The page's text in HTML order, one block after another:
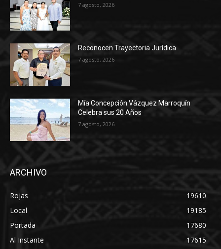
7 agosto, 2026
Reconocen Trayectoria Jurídica
7 agosto, 2026
Mía Concepción Vázquez Marroquín
Celebra sus 20 Años
7 agosto, 2026
ARCHIVO
Rojas
19610
Local
19185
Portada
17680
Al Instante
17615